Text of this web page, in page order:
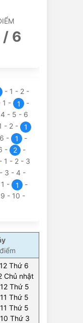
/ 6
- 1 - 2 -
1 - 1
-
4 - 5 - 6
- 2 -
1
- 1
-
- 2
-
- 1 - 2 - 3
- 3 - 4 -
1 - 1
-
9 - 10 -
Thứ 6
Chủ nhật
Thứ 5
Thứ 5
Thứ 5
Thứ 3